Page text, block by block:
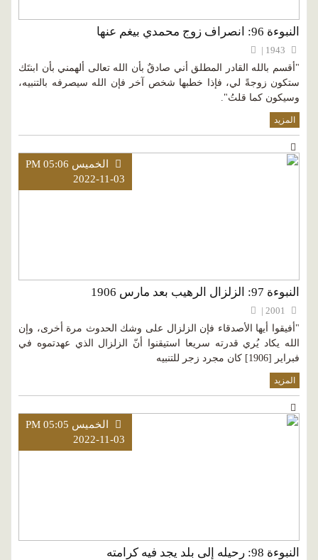
النبوءة 96: انصراف زوج محمدي بيغم عنها
"أقسم بالله القادر المطلق أني صادقٌ بأن الله تعالى ألهمني بأن ابنتَك
ستكون زوجةً لي، فإذا خطبها شخص آخر فإن الله سيصرفه بالتنبيه،
وسيكون كما قلتُ".
المزيد
الخميس PM 05:06
2022-11-03
النبوءة 97: الزلزال الرهيب بعد مارس 1906
"أفيقوا أيها الأصدقاء فإن الزلزال على وشك الحدوث مرة أخرى، وإن
الله يكاد يُري قدرته سريعا استيقنوا أنّ الزلزال الذي عهدتموه في
فبراير [1906] كان مجرد زجر للتنبيه
المزيد
الخميس PM 05:05
2022-11-03
النبوءة 98: رحيله إلى بلد يجد فيه كرامته